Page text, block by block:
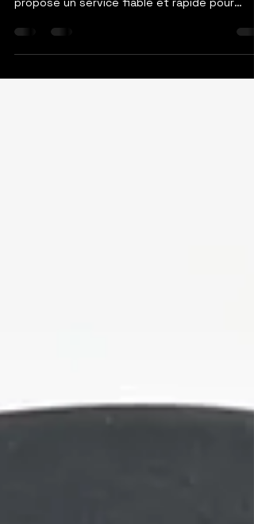
La Cordonnerie Saint-Benoît, située au Rheu
propose un service fiable et rapide pour
copier votre badge d’immeuble en moins de